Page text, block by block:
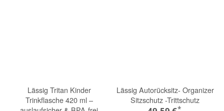
Lässig Tritan Kinder
Trinkflasche 420 ml –
Lässig Autorücksitz- Organizer
Sitzschutz -Trittschutz
*